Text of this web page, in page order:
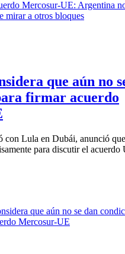
que aún no
firmar acuerdo
con Lula en Dubái, anunció
para discutir el acuerdo